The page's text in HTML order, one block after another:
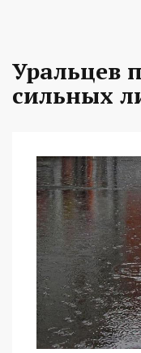
Уральцев
сильных